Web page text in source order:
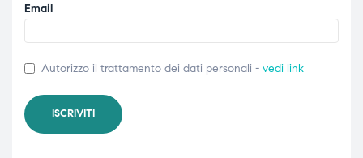
Email
Autorizzo il trattamento dei dati personali - vedi link